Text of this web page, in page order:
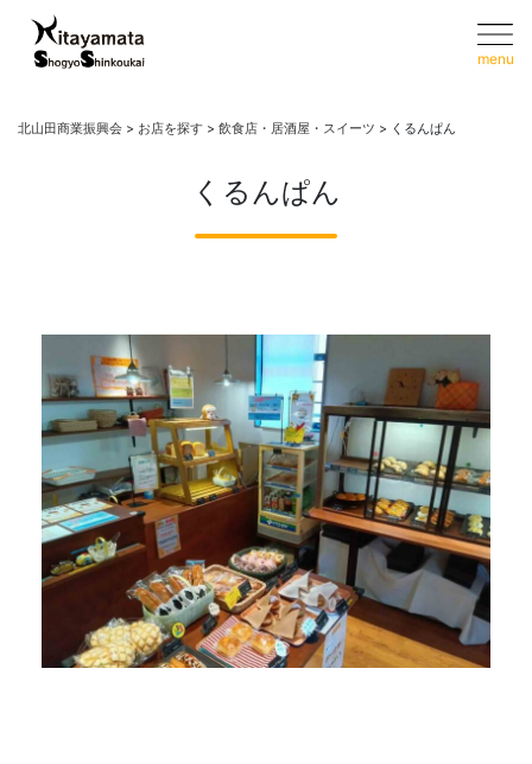
menu
北山田商業振興会 > お店を探す > 飲食店・居酒屋・スイーツ > くるんぱん
くるんぱん